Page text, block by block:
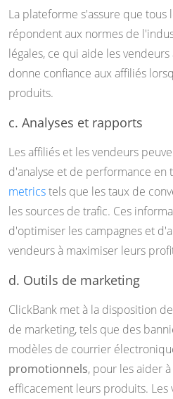
La plateforme s'assure que tous
répondent aux normes de
légales, ce qui aide les
donne confiance aux affiliés
produits.
c. Analyses et rapports
Les affiliés et les vendeurs
d'analyse et de performance en
metricstels que les taux de
les sources de trafic. Ces
d'optimiser les campagnes et
vendeurs à maximiser leurs
d. Outils de marketing
ClickBank met à la disposition
de marketing, tels que des
modèles de courrier
promotionnels, pour les aider
efficacement leurs produits. Les